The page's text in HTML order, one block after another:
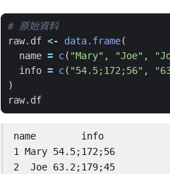
# 原始資料
raw.df <- data.frame(
name = c( "Mary" , "Joe" ,
info = c( "54.5;172;56" ,
)
raw.df
name        info
1 Mary 54.5;172;56
2  Joe 63.2;179;45